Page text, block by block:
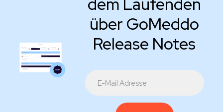
über GoMeddo
Release Notes